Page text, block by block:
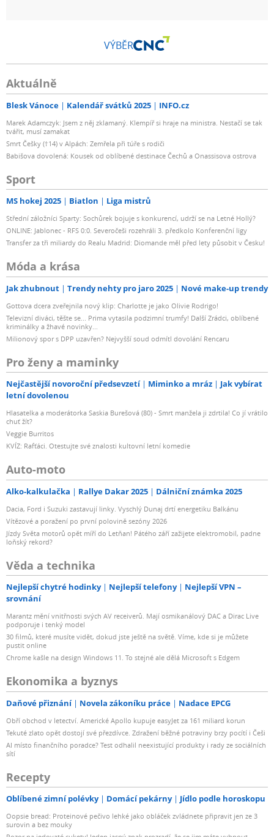
VÝBĚR
Aktuálně
Blesk Vánoce Kalendář svátků 2025 INFO.cz
Marek Adamczyk: Jsem z něj zklamaný. Klempíř si hraje na ministra. Nestačí se tak
tvářit, musí zamakat
Smrt Češky (†14) v Alpách: Zemřela při túře s rodiči
Babišova dovolená: Kousek od oblíbené destinace Čechů a Onassisova ostrova
Sport
MS hokej 2025 Biatlon Liga mistrů
Střední záložníci Sparty: Sochůrek bojuje s konkurencí, udrží se na Letné Hollý?
ONLINE: Jablonec - RFS 0:0. Severočeši rozehráli 3. předkolo Konferenční ligy
Transfer za tři miliardy do Realu Madrid: Diomande měl před lety působit v Česku!
Móda a krása
Jak zhubnout Trendy nehty pro jaro 2025 Nové make-up trendy
Gottova dcera zveřejnila nový klip: Charlotte je jako Olivie Rodrigo!
Televizní diváci, těšte se... Prima vytasila podzimní trumfy! Další Zrádci, oblíbené
kriminálky a žhavé novinky...
Milionový spor s DPP uzavřen? Nejvyšší soud odmítl dovolání Rencaru
Pro ženy a maminky
Nejčastější novoroční předsevzetí Miminko a mráz
Jak vybírat
letní dovolenou
Hlasatelka a moderátorka Saskia Burešová (80) - Smrt manžela ji zdrtila! Co jí vrátilo
chuť žít?
Veggie Burritos
KVÍZ: Rafťáci. Otestujte své znalosti kultovní letní komedie
Auto-moto
Alko-kalkulačka Rallye Dakar 2025 Dálniční známka 2025
Dacia, Ford i Suzuki zastavují linky. Vyschlý Dunaj drtí energetiku Balkánu
Vítězové a poražení po první polovině sezóny 2026
Jízdy Světa motorů opět míří do Letňan! Pátého září zažijete elektromobil, padne
loňský rekord?
Věda a technika
Nejlepší chytré hodinky Nejlepší telefony
Nejlepší VPN –
srovnání
Marantz mění vnitřnosti svých AV receiverů. Mají osmikanálový DAC a Dirac Live
podporuje i tenký model
30 filmů, které musíte vidět, dokud jste ještě na světě. Víme, kde si je můžete
pustit online
Chrome kašle na design Windows 11. To stejné ale dělá Microsoft s Edgem
Ekonomika a byznys
Daňové přiznání Novela zákoníku práce Nadace EPCG
Obří obchod v letectví. Americké Apollo kupuje easyJet za 161 miliard korun
Tekuté zlato opět dostojí své přezdívce. Zdražení běžné potraviny brzy pocítí i Češi
AI místo finančního poradce? Test odhalil neexistující produkty i rady ze sociálních
sítí
Recepty
Oblíbené zimní polévky Domácí pekárny Jídlo podle horoskopu
Oopsie bread: Proteinové pečivo lehké jako obláček zvládnete připravit jen ze 3
surovin a bez mouky